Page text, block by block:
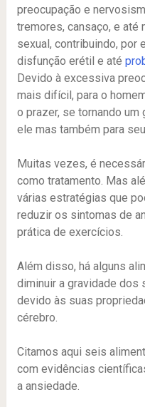
preocupação e
tremores, cansaço, e até
sexual, contribuindo, por
disfunção erétil e até
Devido à excessiva
mais difícil, para o
o prazer, se tornando um
ele mas também para
Muitas vezes, é
como tratamento. Mas
várias estratégias que
reduzir os sintomas de
prática de exercícios.
Além disso, há alguns
diminuir a gravidade dos
devido às suas
cérebro.
Citamos aqui seis
com evidências
a ansiedade.